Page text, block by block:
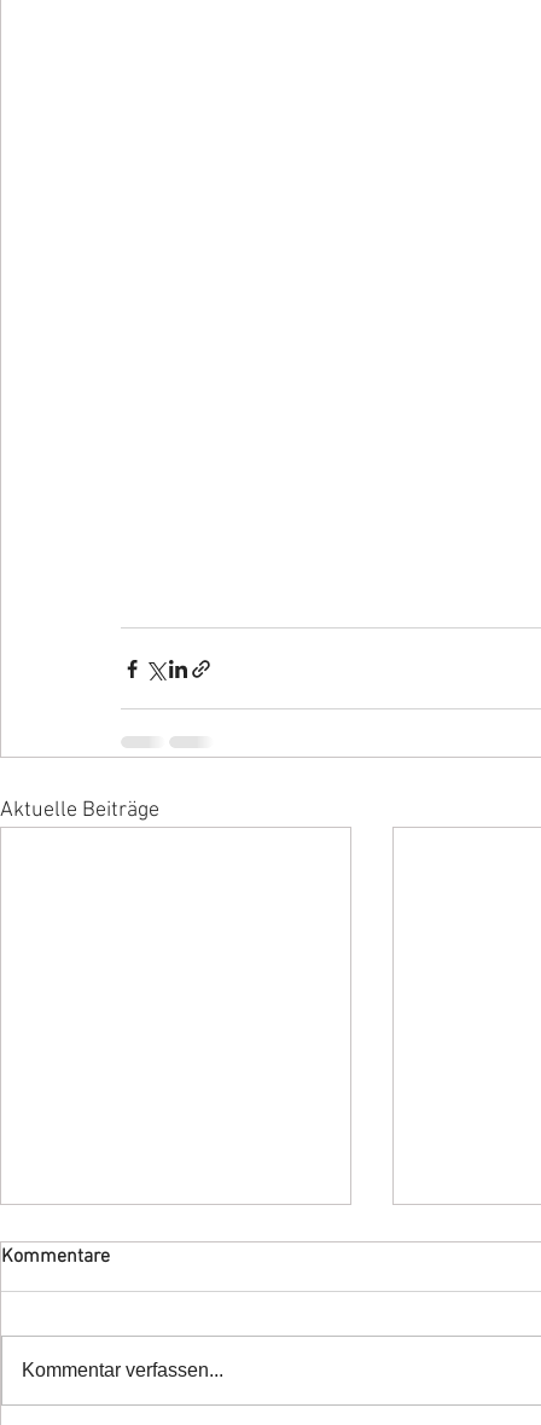
Aktuelle Beiträge
Termin vormerken!!!
Kommentare
Kommentar verfassen...